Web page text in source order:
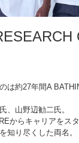
は約27年間A
、山野辺勧二氏。
からキャリアをス
知り尽くした両名。